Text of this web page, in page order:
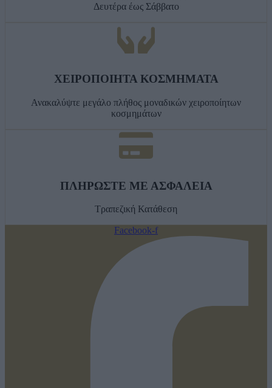
Δευτέρα έως Σάββατο
ΧΕΙΡΟΠΟΙΗΤΑ ΚΟΣΜΗΜΑΤΑ
Ανακαλύψτε μεγάλο πλήθος μοναδικών χειροποίητων
κοσμημάτων
ΠΛΗΡΩΣΤΕ ΜΕ ΑΣΦΑΛΕΙΑ
Τραπεζική Κατάθεση
Facebook-f